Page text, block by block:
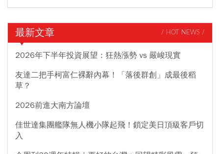
最新文章 / HOT NEWS /
2026年下半年投資展望：狂熱漲勢 vs 嚴峻現實
友達二把手柯富仁裸辭內幕！「落後群創」成最後稻
草？
2026前進大南方論壇
佳世達集團艦隊無人機小隊起飛！鎖定美日頂級客戶切
入